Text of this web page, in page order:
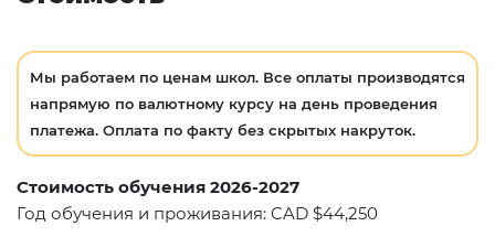
Мы работаем по ценам школ. Все оплаты производятся
напрямую по валютному курсу на день проведения
платежа. Оплата по факту без скрытых накруток.
Стоимость обучения 2026-2027
Год обучения и проживания: CAD $44,250